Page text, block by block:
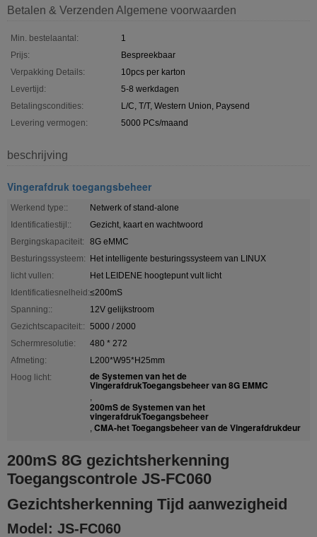
Betalen & Verzenden Algemene voorwaarden
Min. bestelaantal:
1
Prijs:
Bespreekbaar
Verpakking Details:
10pcs per karton
Levertijd:
5-8 werkdagen
Betalingscondities:
L/C, T/T, Western Union, Paysend
Levering vermogen:
5000 PCs/maand
beschrijving
Vingerafdruk toegangsbeheer
Werkend type::
Netwerk of stand-alone
Identificatiestijl::
Gezicht, kaart en wachtwoord
Bergingskapaciteit:
8G eMMC
Besturingssysteem: Het intelligente besturingssysteem van LINUX
licht vullen:
Het LEIDENE hoogtepunt vult licht
Identificatiesnelheid:≤200mS
Spanning::
12V gelijkstroom
Gezichtscapaciteit:: 5000 / 2000
Schermresolutie:
480 * 272
Afmeting:
L200*W95*H25mm
Hoog licht:
de Systemen van het de
VingerafdrukToegangsbeheer van 8G EMMC
,
200mS de Systemen van het
vingerafdrukToegangsbeheer
, CMA-het Toegangsbeheer van de Vingerafdrukdeur
200mS 8G gezichtsherkenning
Toegangscontrole JS-FC060
Gezichtsherkenning Tijd aanwezigheid
Model: JS-FC060